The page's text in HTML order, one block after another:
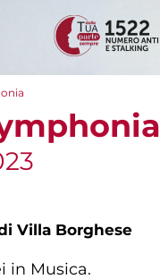
Villa Borghese
in Musica.